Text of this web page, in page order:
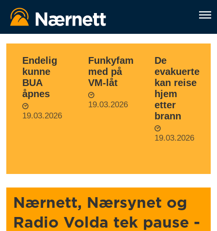
Nærnett
lokale
Søre
Sunnmøre
Endelig
kunne
BUA
åpnes
19.03.2026
Funkyfam
med på
VM-låt
19.03.2026
De
evakuerte
kan reise
hjem
etter
brann
19.03.2026
Nærnett, Nærsynet og
Radio Volda tek pause -